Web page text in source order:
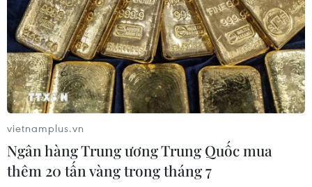
vietnamplus.vn
Ngân hàng Trung ương Trung Quốc mua
thêm 20 tấn vàng trong tháng 7